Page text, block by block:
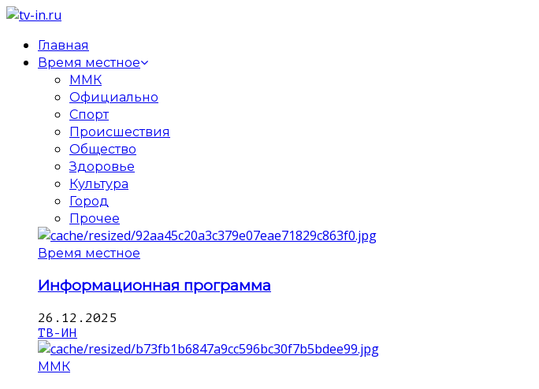
Главная
Время местное
ММК
Официально
Спорт
Происшествия
Общество
Здоровье
Культура
Город
Прочее
Время местное
Информационная программа
26.12.2025
ТВ-ИН
ММК